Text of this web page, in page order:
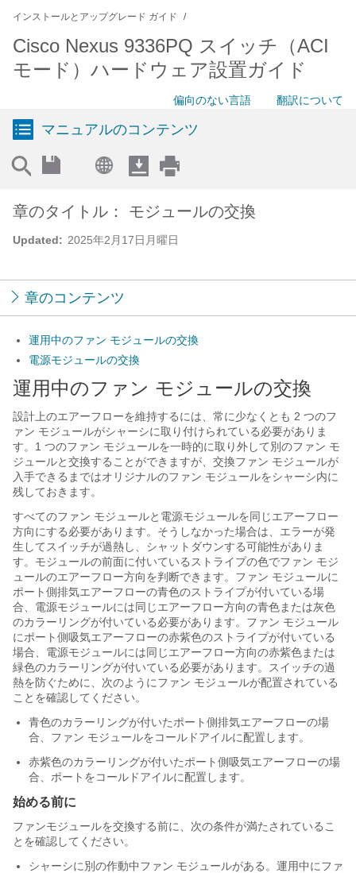
インストールとアップグレード ガイド
Cisco Nexus 9336PQ スイッチ（ACI
モード）ハードウェア設置ガイド
偏向のない言語 翻訳について
マニュアルのコンテンツ
Updated: 2025年2月17日月曜日
章のタイトル： モジュールの交換
章のコンテンツ
運用中のファン モジュールの交換
電源モジュールの交換
運用中のファン モジュールの交換
設計上のエアーフローを維持するには、常に少なくとも 2 つのフ
ァン モジュールがシャーシに取り付けられている必要がありま
す。1 つのファン モジュールを一時的に取り外して別のファン モ
ジュールと交換することができますが、交換ファン モジュールが
入手できるまではオリジナルのファン モジュールをシャーシ内に
残しておきます。
すべてのファン モジュールと電源モジュールを同じエアーフロー
方向にする必要があります。そうしなかった場合は、エラーが発
生してスイッチが過熱し、シャットダウンする可能性がありま
す。モジュールの前面に付いているストライプの色でファン モジ
ュールのエアーフロー方向を判断できます。ファン モジュールに
ポート側排気エアーフローの青色のストライプが付いている場
合、電源モジュールには同じエアーフロー方向の青色または灰色
のカラーリングが付いている必要があります。ファン モジュール
にポート側吸気エアーフローの赤紫色のストライプが付いている
場合、電源モジュールには同じエアーフロー方向の赤紫色または
緑色のカラーリングが付いている必要があります。スイッチの過
熱を防ぐために、次のようにファン モジュールが配置されている
ことを確認してください。
青色のカラーリングが付いたポート側排気エアーフローの場
合、ファン モジュールをコールドアイルに配置します。
赤紫色のカラーリングが付いたポート側吸気エアーフローの場
合、ポートをコールドアイルに配置します。
始める前に
ファンモジュールを交換する前に、次の条件が満たされているこ
とを確認してください。
シャーシに別の作動中ファン モジュールがある。運用中にファ